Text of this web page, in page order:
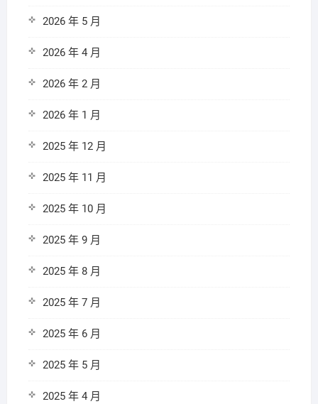
2026 年 5 月
2026 年 4 月
2026 年 2 月
2026 年 1 月
2025 年 12 月
2025 年 11 月
2025 年 10 月
2025 年 9 月
2025 年 8 月
2025 年 7 月
2025 年 6 月
2025 年 5 月
2025 年 4 月